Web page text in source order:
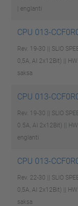
| englanti
CPU 013-
Rev. 19-30 || SLIO
0,5A, AI 2x12Bit) ||
saksa
CPU 013-
Rev. 19-30 || SLIO
0.5A, AI 2x12Bit) ||
englanti
CPU 013-
Rev. 22-30 || SLIO
0,5A, AI 2x12Bit) ||
saksa